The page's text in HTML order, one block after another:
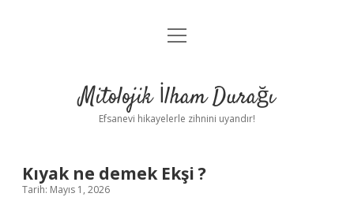
Anasayfa
Yasal Uyarı
menüyü
Mitolojik İlham Durağı
Efsanevi hikayelerle zihnini uyandır!
Kıyak ne demek Ekşi ?
Tarih: Mayıs 1, 2026